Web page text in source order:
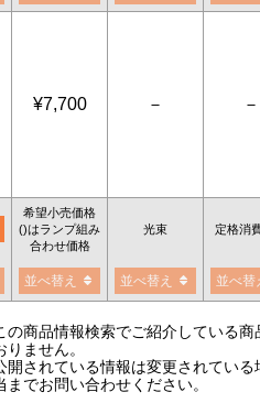
¥7,700 － －
希望小売価格
()はランプ組み
合わせ価格
光束 定格消
並べ替え 並べ替え 並べ替
の商品情報検索でご紹介している
りません。
開されている情報は変更されてい
までお問い合わせください。